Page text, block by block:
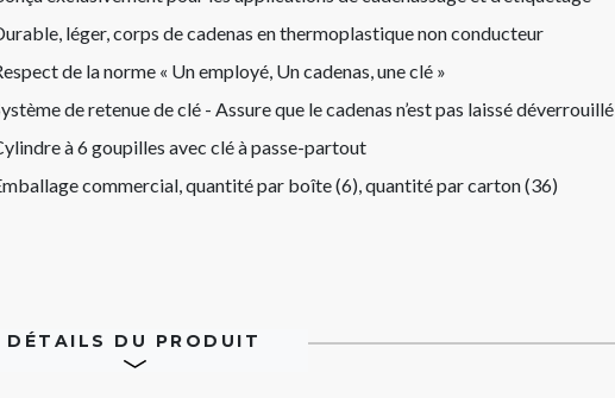
léger, corps de cadenas en thermoplastique non conducteur
de la norme « Un employé, Un cadenas, une clé »
de retenue de clé - Assure que le cadenas n’est pas laissé déverrouillé
à 6 goupilles avec clé à passe-partout
commercial, quantité par boîte (6), quantité par carton (36)
DÉTAILS DU PRODUIT